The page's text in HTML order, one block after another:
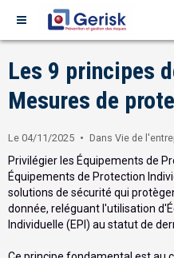
Les 9 principes
Mesures de
Le 04/11/2025 Dans Vie de
Privilégier les Équipements de
Équipements de Protection
solutions de sécurité qui
donnée, reléguant l'utilisation
Individuelle (EPI) au statut de